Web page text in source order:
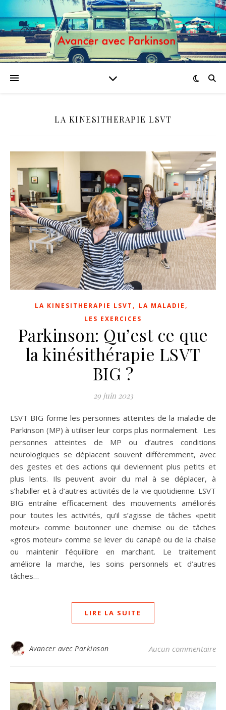
LA KINESITHERAPIE LSVT
LA KINESITHERAPIE LSVT , LA MALADIE ,
LES EXERCICES
Parkinson: Qu’est ce que
la kinésithérapie LSVT
BIG ?
29 juin 2023
LSVT BIG forme les personnes atteintes de la maladie de
Parkinson (MP) à utiliser leur corps plus normalement. Les
personnes atteintes de MP ou d’autres conditions
neurologiques se déplacent souvent différemment, avec
des gestes et des actions qui deviennent plus petits et
plus lents. Ils peuvent avoir du mal à se déplacer, à
s’habiller et à d’autres activités de la vie quotidienne. LSVT
BIG entraîne efficacement des mouvements améliorés
pour toutes les activités, qu’il s’agisse de tâches «petit
moteur» comme boutonner une chemise ou de tâches
«gros moteur» comme se lever du canapé ou de la chaise
ou maintenir l’équilibre en marchant. Le traitement
améliore la marche, les soins personnels et d’autres
tâches…
LIRE LA SUITE
Avancer avec Parkinson Aucun commentaire